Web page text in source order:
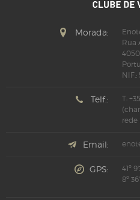
Morada:
Rua
NIF.:
Telf.:
T:
rede
Email:
GPS:
41º
8º